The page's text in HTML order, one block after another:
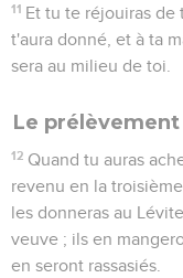
11 Et tu te réjouiras
t'aura donné, et à ta
sera au milieu de toi.
Le
12 Quand tu auras
revenu en la
les donneras au
veuve ; ils en
en seront rassasiés.